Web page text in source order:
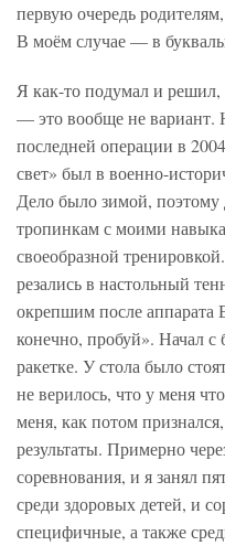
первую очередь
В моём случае — в
Я как-то подумал и решил,
— это вообще не вариант.
последней операции в
свет» был в военно-
Дело было зимой, поэтому
тропинкам с моими
своеобразной
резались в настольный
окрепшим после аппарата
конечно, пробуй». Начал
ракетке. У стола было
не верилось, что у меня
меня, как потом
результаты. Примерно
соревнования, и я занял
среди здоровых детей, и
специфичные, а также